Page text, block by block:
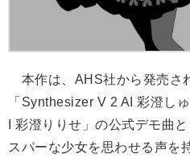
本作は、AHS社から発売さ
「Synthesizer V 2 AI 彩澄し
I 彩澄りりせ」の公式デモ曲
スパーな少女を思わせる声を